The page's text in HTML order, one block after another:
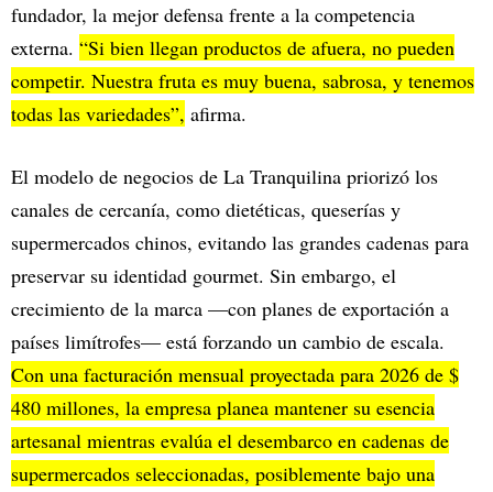
fundador, la mejor defensa frente a la competencia
externa. “Si bien llegan productos de afuera, no pueden
competir. Nuestra fruta es muy buena, sabrosa, y tenemos
todas las variedades”, afirma.
El modelo de negocios de La Tranquilina priorizó los
canales de cercanía, como dietéticas, queserías y
supermercados chinos, evitando las grandes cadenas para
preservar su identidad gourmet. Sin embargo, el
crecimiento de la marca —con planes de exportación a
países limítrofes— está forzando un cambio de escala.
Con una facturación mensual proyectada para 2026 de $
480 millones, la empresa planea mantener su esencia
artesanal mientras evalúa el desembarco en cadenas de
supermercados seleccionadas, posiblemente bajo una